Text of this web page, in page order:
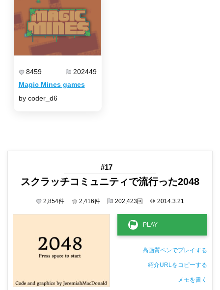
8459 202449
Magic Mines games
by coder_d6
#17
スクラッチコミュニティで流行った2048
2,854件 2,416件 202,423回 © 2014.3.21
高画質ペンでプレイする
紹介URLをコピーする
メモを書く